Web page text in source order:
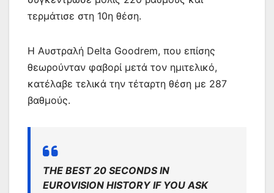
τερμάτισε στη 10η θέση.
Η Αυστραλή Delta Goodrem, που επίσης
θεωρούνταν φαβορί μετά τον ημιτελικό,
κατέλαβε τελικά την τέταρτη θέση με 287
βαθμούς.
THE BEST 20 SECONDS IN
EUROVISION HISTORY IF YOU ASK